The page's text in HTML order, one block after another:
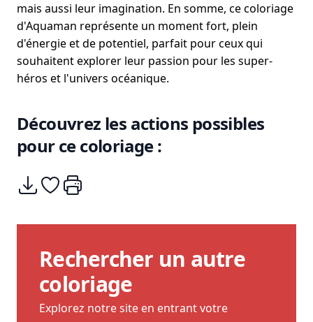
mais aussi leur imagination. En somme, ce coloriage
d'Aquaman représente un moment fort, plein
d'énergie et de potentiel, parfait pour ceux qui
souhaitent explorer leur passion pour les super-
héros et l'univers océanique.
Découvrez les actions possibles
pour ce coloriage :
Télécharger
Ajouter à mes coups de coeurs
Imprimer
Rechercher un autre
coloriage
Explorez notre site en entrant votre